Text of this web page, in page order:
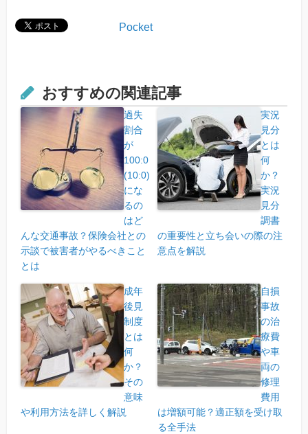
Pocket
おすすめの関連記事
過失
割合
が
100:0
(10:0)
にな
るの
はど
んな交通事故？保険会社との
示談で被害者がやるべきこと
とは
実況
見分
とは
何
か？
実況
見分
調書
の重要性と立ち会いの際の注
意点を解説
成年
後見
制度
とは
何
か？
その
意味
や利用方法を詳しく解説
自損
事故
の治
療費
や車
両の
修理
費用
は増額可能？適正額を受け取
る全手法